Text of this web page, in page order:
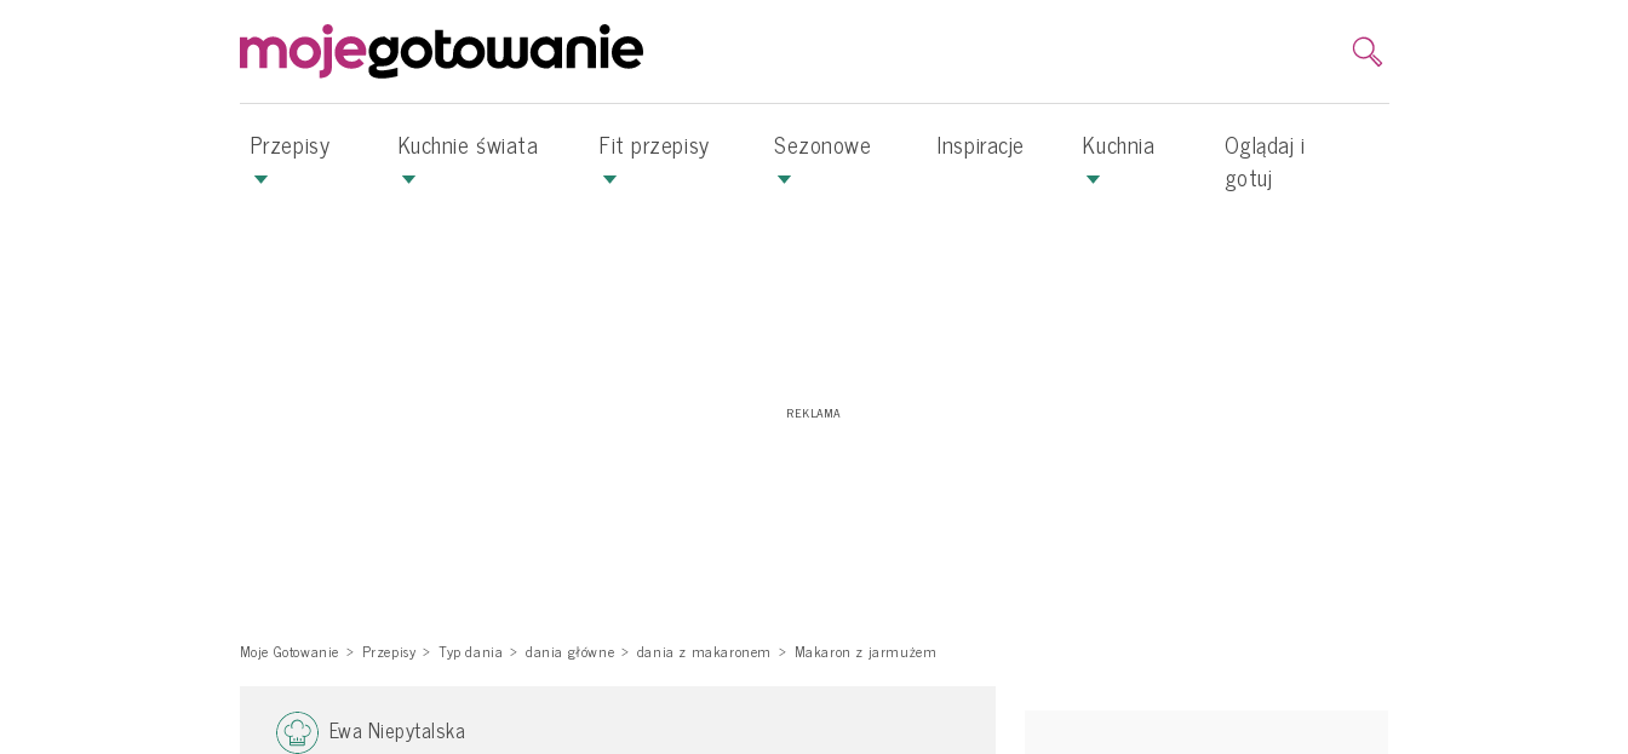
Przepisy Kuchnie świata Fit przepisy Sezonowe Inspiracje Kuchnia
Oglądaj i
gotuj
Moje Gotowanie Przepisy Typ dania dania główne dania z makaronem Makaron z jarmużem
Ewa Niepytalska